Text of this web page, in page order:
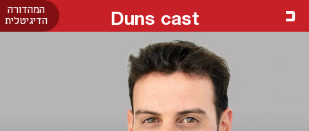
המהדורה
הדיגיטלית
Duns cast